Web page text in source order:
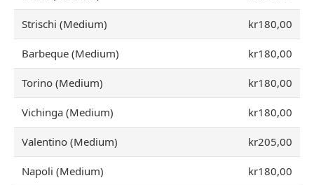
Strischi (Medium) kr180,00
Barbeque (Medium) kr180,00
Torino (Medium) kr180,00
Vichinga (Medium) kr180,00
Valentino (Medium) kr205,00
Napoli (Medium) kr180,00